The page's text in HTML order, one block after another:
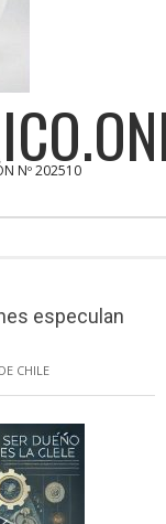
Nº 202510
especulan
CHILE